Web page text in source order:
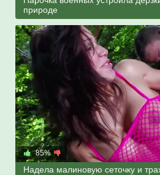
природе
85%
Надела малиновую сеточку и